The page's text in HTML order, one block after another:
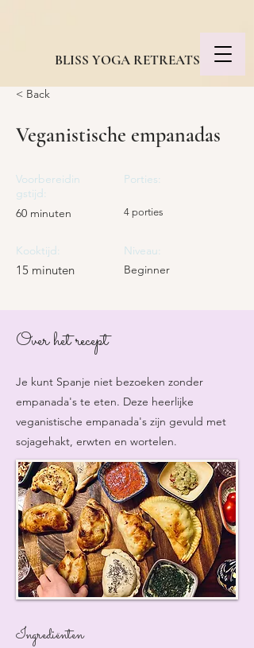
BLISS YOGA RETREATS
< Back
Veganistische empanadas
Voorbereidin
gstijd:
60 minuten
Kooktijd:
15 minuten
Porties:
4 porties
Niveau:
Beginner
Over het recept
Je kunt Spanje niet bezoeken zonder
empanada's te eten. Deze heerlijke
veganistische empanada's zijn gevuld met
sojagehakt, erwten en wortelen.
Ingrediënten